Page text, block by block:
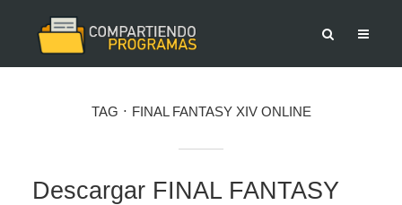
TAG FINAL FANTASY XIV ONLINE
Descargar FINAL FANTASY